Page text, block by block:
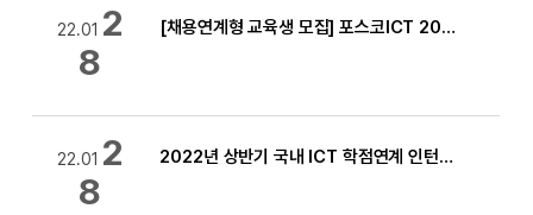
22.01 2
8
[채용연계형 교육생 모집] 포스코ICT 2022년 청년IT전문가 아카데미(3기) 모집 (~22.02.13)
22.01 2
8
2022년 상반기 국내 ICT 학점연계 인턴십 프로젝트 모집안내 [소중마일리지:100점]